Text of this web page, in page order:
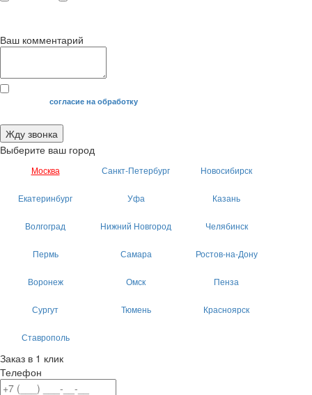
Ваш комментарий
Я даю своесогласие на обработку
Жду звонка
Выберите ваш город
Москва Санкт-Петербург Новосибирск
Екатеринбург Уфа Казань
Волгоград Нижний Новгород Челябинск
Пермь Самара Ростов-на-Дону
Воронеж Омск Пенза
Сургут Тюмень Красноярск
Ставрополь
Заказ в 1 клик
Телефон